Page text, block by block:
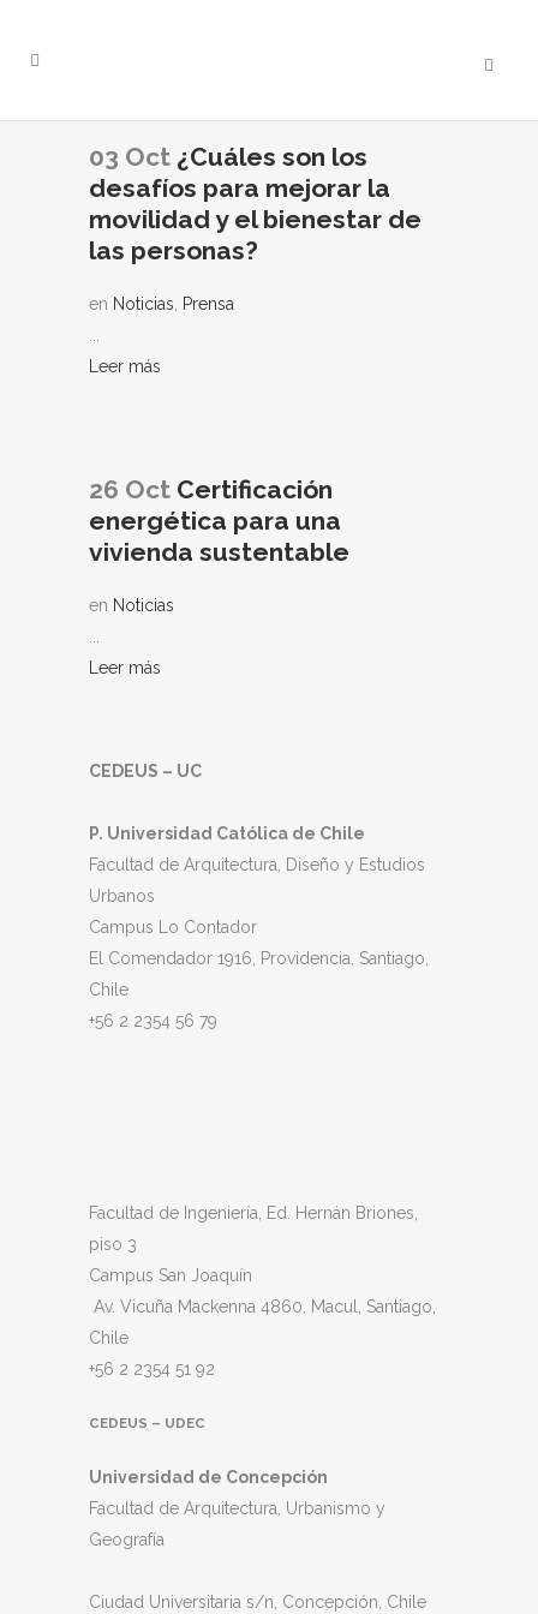
03 Oct ¿Cuáles son los
desafíos para mejorar la
movilidad y el bienestar de
las personas?
en Noticias
Prensa
Leer más
26 Oct Certificación
energética para una
vivienda sustentable
en Noticias
Leer más
CEDEUS – UC
P. Universidad Católica de Chile
Facultad de Arquitectura, Diseño y Estudios
Urbanos
Campus Lo Contador
El Comendador 1916, Providencia, Santiago,
Chile
+56 2 2354 56 79
Facultad de Ingeniería, Ed. Hernán Briones,
piso 3
Campus San Joaquín
Av. Vicuña Mackenna 4860, Macul
, Santiago,
Chile
+56 2 2354 51 92
CEDEUS – UDEC
Universidad de Concepción
Facultad de Arquitectura, Urbanismo y
Geografía
Ciudad Universitaria s/n, Concepción, Chile